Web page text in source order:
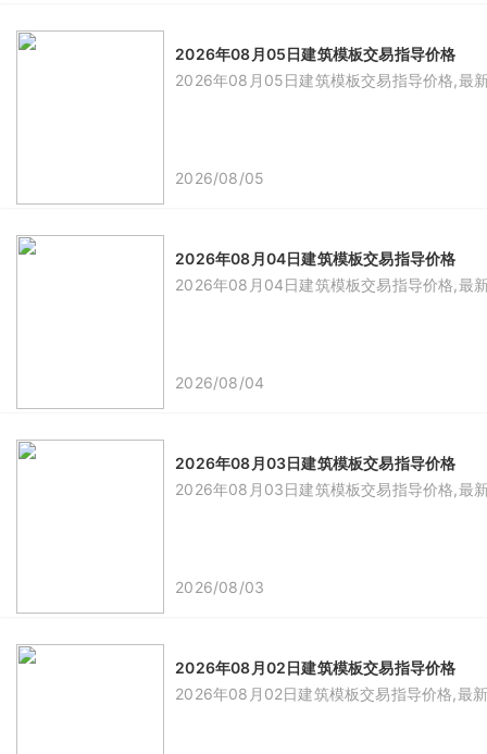
2026年08月05日建筑模板交易指导价格
2026年08月05日建筑模板交易指导价格,最
2026/08/05
2026年08月04日建筑模板交易指导价格
2026年08月04日建筑模板交易指导价格,最
2026/08/04
2026年08月03日建筑模板交易指导价格
2026年08月03日建筑模板交易指导价格,最
2026/08/03
2026年08月02日建筑模板交易指导价格
2026年08月02日建筑模板交易指导价格,最